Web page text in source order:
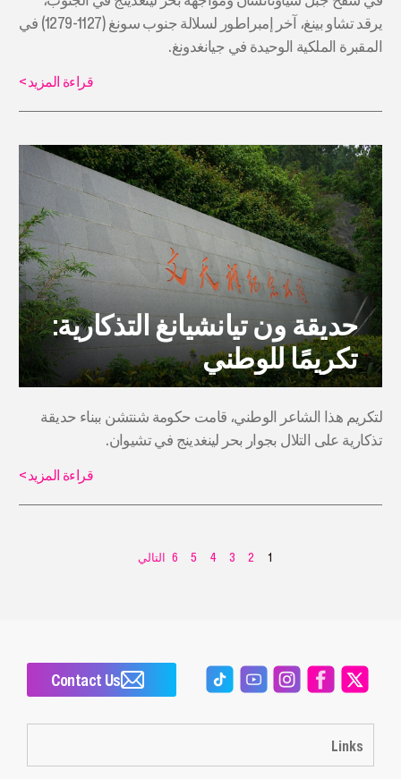
يرقد تشاو بينغ، آخر إمبراطور لسلالة جنوب سونغ (1127-1279) في
المقبرة الملكية الوحيدة في جيانغدونغ.
قراءة المزيد>
حديقة ون تيانشيانغ التذكارية:
تكريمًا للوطني
لتكريم هذا الشاعر الوطني، قامت حكومة شنتشن ببناء حديقة
تذكارية على التلال بجوار بحر لينغدينج في تشيوان.
قراءة المزيد>
1
2
3
4
5
6 التالي
Links
Contact Us